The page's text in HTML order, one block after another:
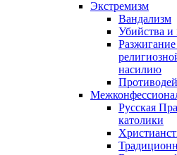
Экстремизм
Вандализм
Убийства и
насилию
Русская
католики